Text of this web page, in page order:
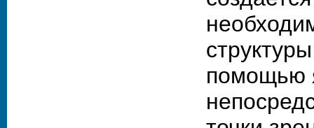
помощью